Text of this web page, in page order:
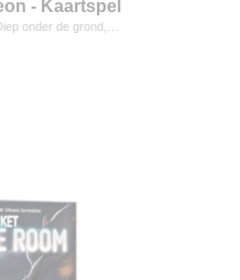
- Kaartspel
onder de grond,…